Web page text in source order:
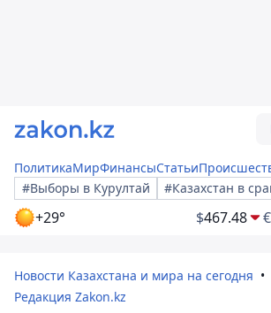
ПолитикаМирФинансыСтатьи
#Выборы в Курултай
#Казахстан в
+29° $467.48 €
Новости Казахстана и мира на сегодня
Редакция Zakon.kz